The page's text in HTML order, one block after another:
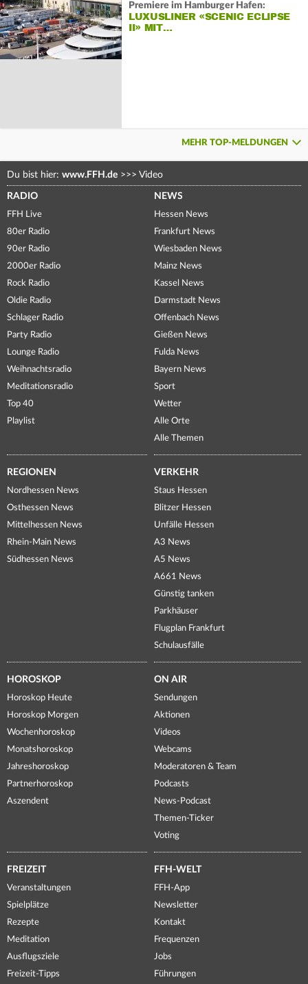
Premiere im Hamburger Hafen:
LUXUSLINER «SCENIC ECLIPSE
II» MIT…
MEHR TOP-MELDUNGEN
Du bist hier: www.FFH.de >>> Video
RADIO
FFH Live
80er Radio
90er Radio
2000er Radio
Rock Radio
Oldie Radio
Schlager Radio
Party Radio
Lounge Radio
Weihnachtsradio
Meditationsradio
Top 40
Playlist
NEWS
Hessen News
Frankfurt News
Wiesbaden News
Mainz News
Kassel News
Darmstadt News
Offenbach News
Gießen News
Fulda News
Bayern News
Sport
Wetter
Alle Orte
Alle Themen
REGIONEN
Nordhessen News
Osthessen News
Mittelhessen News
Rhein-Main News
Südhessen News
VERKEHR
Staus Hessen
Blitzer Hessen
Unfälle Hessen
A3 News
A5 News
A661 News
Günstig tanken
Parkhäuser
Flugplan Frankfurt
Schulausfälle
HOROSKOP
Horoskop Heute
Horoskop Morgen
Wochenhoroskop
Monatshoroskop
Jahreshoroskop
Partnerhoroskop
Aszendent
ON AIR
Sendungen
Aktionen
Videos
Webcams
Moderatoren & Team
Podcasts
News-Podcast
Themen-Ticker
Voting
FREIZEIT
Veranstaltungen
Spielplätze
Rezepte
Meditation
Ausflugsziele
Freizeit-Tipps
FFH-WELT
FFH-App
Newsletter
Kontakt
Frequenzen
Jobs
Führungen